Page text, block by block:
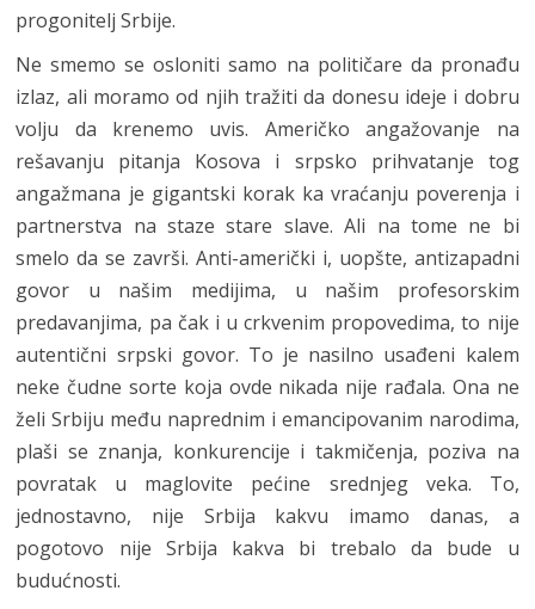
progonitelj Srbije.
Ne smemo se osloniti samo na političare da pronađu
izlaz, ali moramo od njih tražiti da donesu ideje i dobru
volju da krenemo uvis. Američko angažovanje na
rešavanju pitanja Kosova i srpsko prihvatanje tog
angažmana je gigantski korak ka vraćanju poverenja i
partnerstva na staze stare slave. Ali na tome ne bi
smelo da se završi. Anti-američki i, uopšte, antizapadni
govor u našim medijima, u našim profesorskim
predavanjima, pa čak i u crkvenim propovedima, to nije
autentični srpski govor. To je nasilno usađeni kalem
neke čudne sorte koja ovde nikada nije rađala. Ona ne
želi Srbiju među naprednim i emancipovanim narodima,
plaši se znanja, konkurencije i takmičenja, poziva na
povratak u maglovite pećine srednjeg veka. To,
jednostavno, nije Srbija kakvu imamo danas, a
pogotovo nije Srbija kakva bi trebalo da bude u
budućnosti.